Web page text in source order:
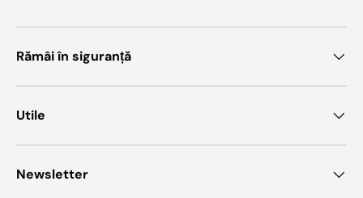
Rămâi în siguranță
Utile
Newsletter